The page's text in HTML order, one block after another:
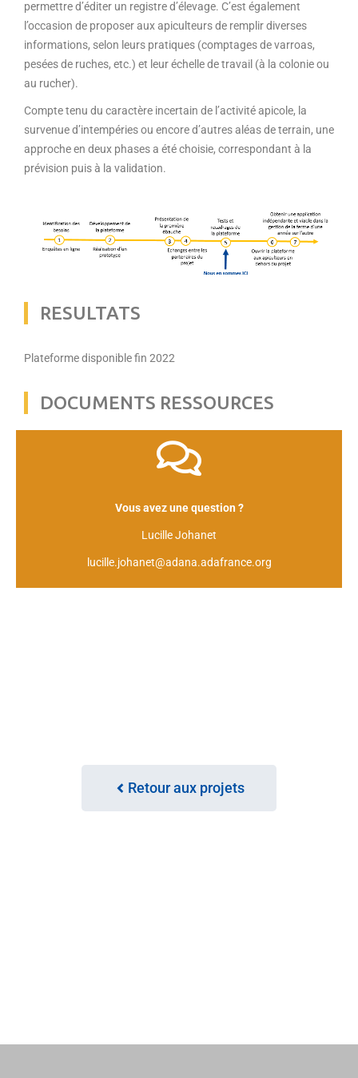
permettre d’éditer un registre d’élevage. C’est également
l’occasion de proposer aux apiculteurs de remplir diverses
informations, selon leurs pratiques (comptages de varroas,
pesées de ruches, etc.) et leur échelle de travail (à la colonie ou
au rucher).
Compte tenu du caractère incertain de l’activité apicole, la
survenue d’intempéries ou encore d’autres aléas de terrain, une
approche en deux phases a été choisie, correspondant à la
prévision puis à la validation.
RESULTATS
Plateforme disponible fin 2022
DOCUMENTS RESSOURCES
Vous avez une question ?
Lucille Johanet
lucille.johanet@adana.adafrance.org
Retour aux projets